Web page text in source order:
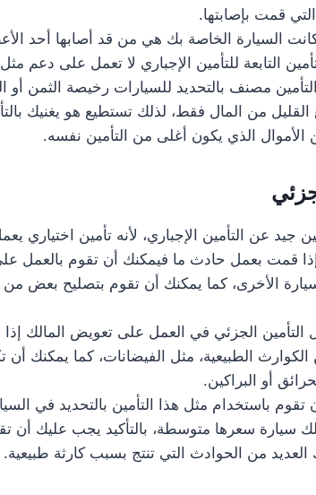
قمت بإصابتها.
السيارة الخاصة بك هي من قد أصابها أحد
التابعة للتأمين الإجباري لا تعمل على دعم
مصنف بالتحديد للسيارات رخيصة الثمن أو
من المال فقط، لذلك تستطيع هو يغنيك
الأموال الذي يكون أغلى من التأمين نفسه.
جيد عن التأمين الإجباري، لأنه تأمين
قمت بعمل حادث ما فيمكنك أن تقوم بالعمل
الأخرى، كما يمكنك أن تقوم بتصليح بعض من
التأمين الجزئي في العمل على تعويض المالك
الطبيعية، مثل الفيضانات، كما يمكنك
أو البراكين.
تقوم باستخدام مثل هذا التأمين بالتحديد في
سيارة سعرها متوسطة، بالتأكيد يجب عليك أن
العديد من الحوادث التي تنتج بسبب كارثة طبيعية.